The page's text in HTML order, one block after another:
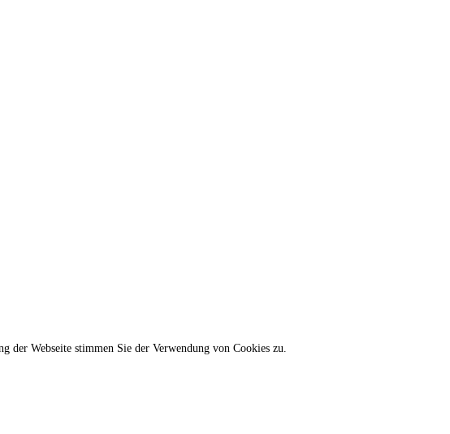
Webseite stimmen Sie der Verwendung von Cookies zu.